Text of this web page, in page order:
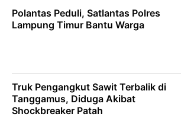
Polantas Peduli, Satlantas Polres
Lampung Timur Bantu Warga
Truk Pengangkut Sawit Terbalik di
Tanggamus, Diduga Akibat
Shockbreaker Patah